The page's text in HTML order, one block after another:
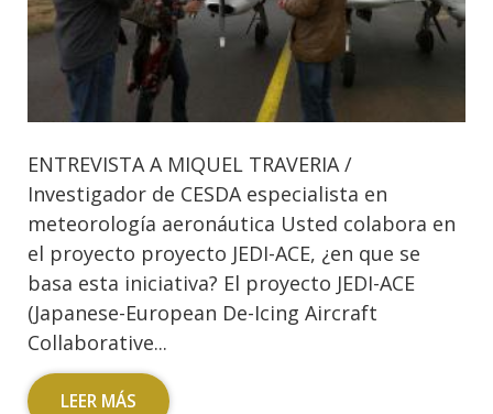
ENTREVISTA A MIQUEL TRAVERIA /
Investigador de CESDA especialista en
meteorología aeronáutica Usted colabora en
el proyecto proyecto JEDI-ACE, ¿en que se
basa esta iniciativa? El proyecto JEDI-ACE
(Japanese-European De-Icing Aircraft
Collaborative...
LEER MÁS